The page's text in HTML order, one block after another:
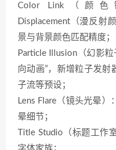
Color Link（颜色
Displacement（漫反射
景与背景颜色匹配精度；
Particle Illusion（幻影
向动画”，新增粒子发
子流等预设；
Lens Flare（镜头光晕
晕细节；
Title Studio（标题工作